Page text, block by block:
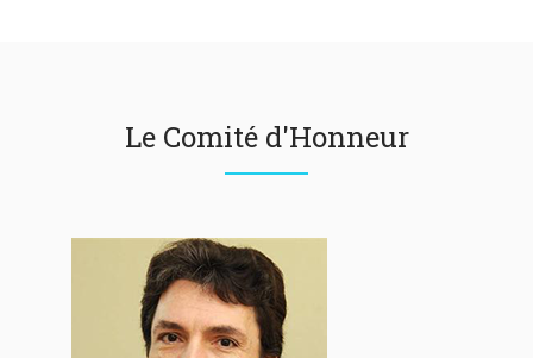
Le Comité d'Honneur